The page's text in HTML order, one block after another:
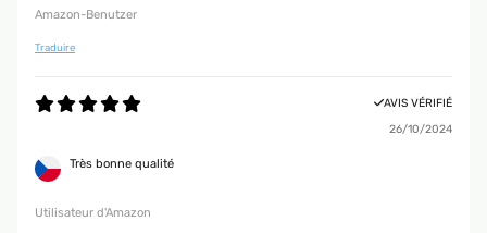
Amazon-Benutzer
Traduire
AVIS VÉRIFIÉ
26/10/2024
Très bonne qualité
Utilisateur d'Amazon